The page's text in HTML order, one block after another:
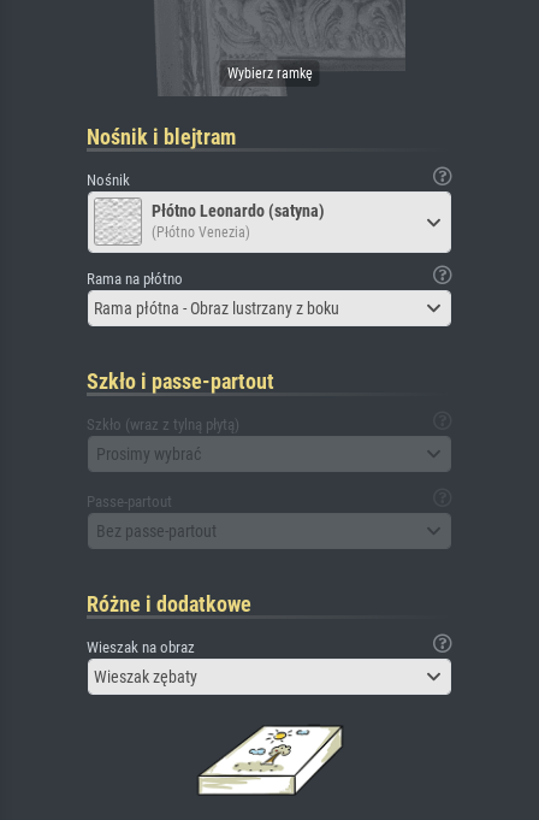
Nośnik i blejtram
Nośnik
Płótno Leonardo (satyna)
(Płótno Venezia)
Rama na płótno
Rama płótna - Obraz lustrzany z boku
Szkło i passe-partout
Szkło (wraz z tylną płytą)
Prosimy wybrać
Passe-partout
Bez passe-partout
Różne i dodatkowe
Wieszak na obraz
Wieszak zębaty